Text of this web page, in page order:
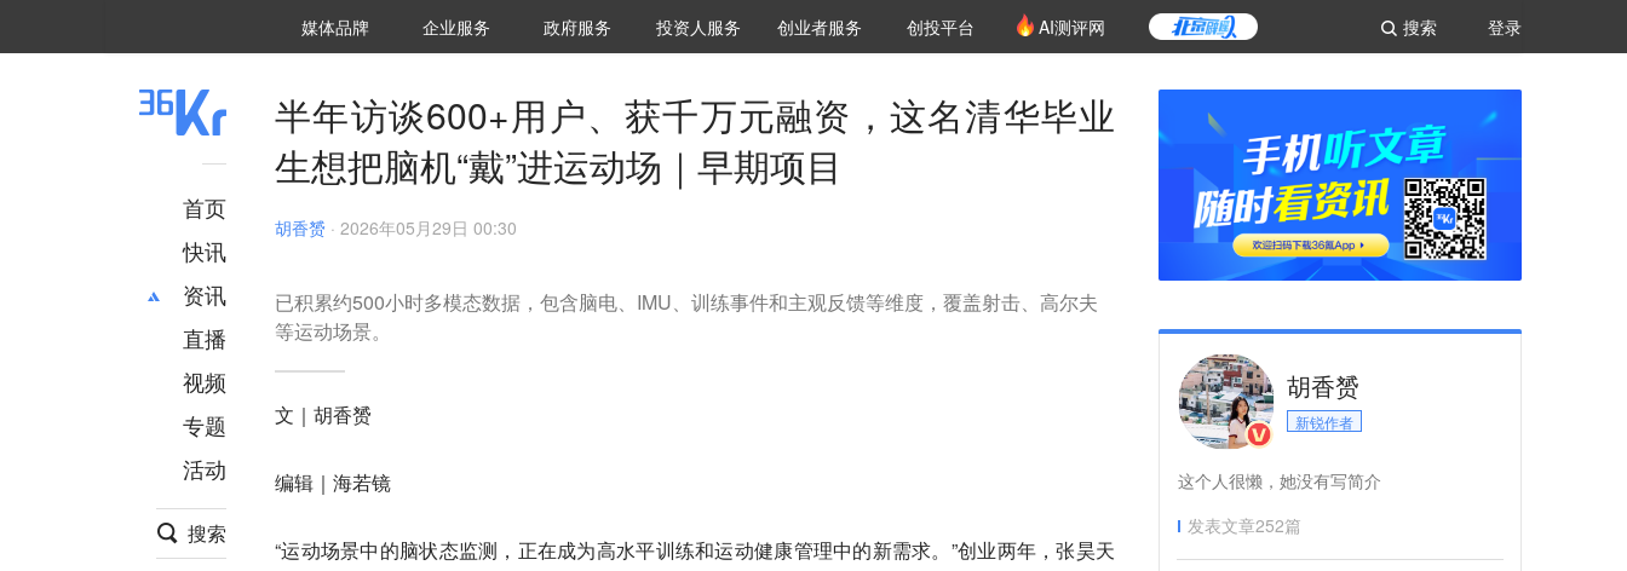
登录
搜索
媒体品牌 36Kr研究院
企业服务 城市之窗
政府服务 VClub投资机构库
投资机构职位推介
投资人服务 创投氪堂
创业者服务 创投平台 AI测评网
首页
快讯
资讯
推荐
财经
项目推荐
安徽
直播
视频
专题
活动
搜索
半年访谈600+用户、获千万元融资，这名清华毕业
生想把脑机“戴”进运动场｜早期项目
胡香赟 · 2026年05月29日 00:30
已积累约500小时多模态数据，包含脑电、IMU、训练事件和主观反馈等维度，覆盖射击、高尔夫
等运动场景。
文｜胡香赟
编辑｜海若镜
“运动场景中的脑状态监测，正在成为高水平训练和运动健康管理中的新需求。”创业两年，张昊天
胡香赟
新锐作者
这个人很懒，她没有写简介
发表文章252篇